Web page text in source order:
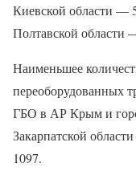
Киевской области —
Полтавской области
Наименьшее
переоборудованных
ГБО в АР Крым и
Закарпатской
1097.